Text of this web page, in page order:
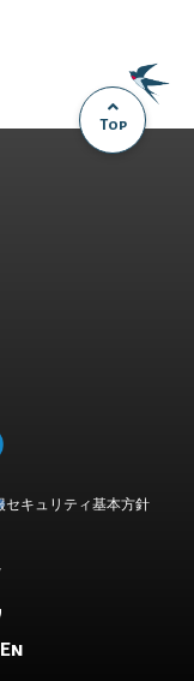
Top
セキュリティ基本方針
En